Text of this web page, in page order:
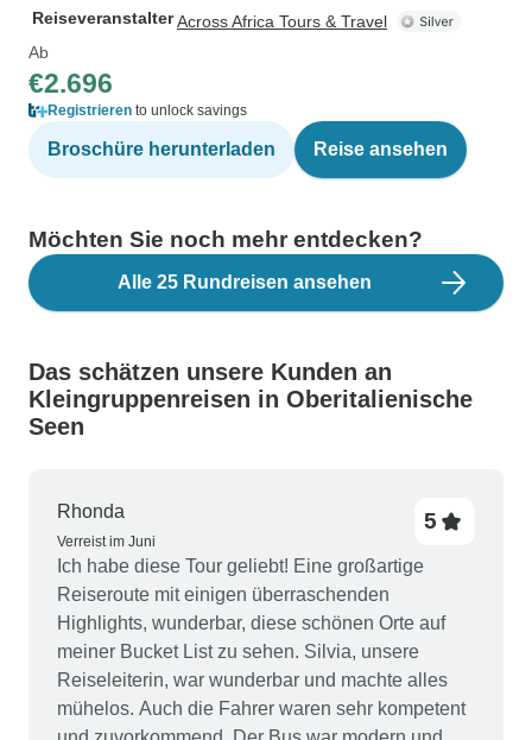
ReiseveranstalterAcross Africa Tours & Travel
Ab
€2.696
Registrieren to unlock savings
Broschüre herunterladen Reise ansehen
Möchten Sie noch mehr entdecken?
Alle 25 Rundreisen ansehen
Das schätzen unsere Kunden an
Kleingruppenreisen in Oberitalienische
Seen
Rhonda
Verreist im Juni
5
Ich habe diese Tour geliebt! Eine großartige
Reiseroute mit einigen überraschenden
Highlights, wunderbar, diese schönen Orte auf
meiner Bucket List zu sehen. Silvia, unsere
Reiseleiterin, war wunderbar und machte alles
mühelos. Auch die Fahrer waren sehr kompetent